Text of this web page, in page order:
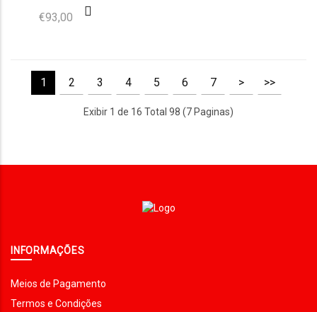
€93,00
1 2 3 4 5 6 7 > >>
Exibir 1 de 16 Total 98 (7 Paginas)
INFORMAÇÕES
Meios de Pagamento
Termos e Condições